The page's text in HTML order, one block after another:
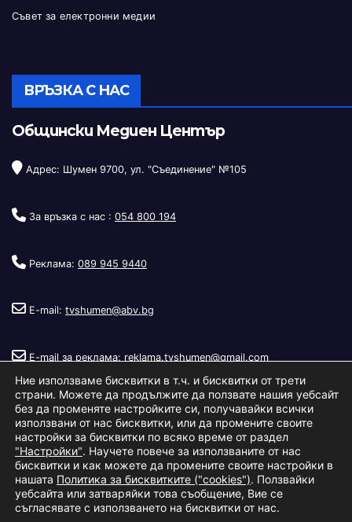
Съвет за електронни медии
ВРЪЗКА С НАС
Общински Медиен Център
Адрес: Шумен 9700, ул. "Съединение" №105
За връзка с нас : 054 800 194
Реклама: 089 945 9440
E-mail: tvshumen@abv.bg
E-mail за реклама: reklama.tvshumen@gmail.com
Copyright © 2026Телевизия Шумен.|Изработка: S.I.T Solutions
Ltd.
За насРекламаУсловия за ползване
Ние използваме бисквитки в т.ч. и бисквитки от трети
страни. Можете да продължите да ползвате нашия уебсайт
без да променяте настройките си, получавайки всички
използвани от нас бисквитки, или да промените своите
настройки за бисквитки по всяко време от раздел
"Настройки". Научете повече за използваните от нас
бисквитки и как можете да промените своите настройки в
нашата Политика за бисквитките ("cookies"). Ползвайки
уебсайта или затваряйки това съобщение, Вие се
съгласявате с използването на бисквитки от нас.